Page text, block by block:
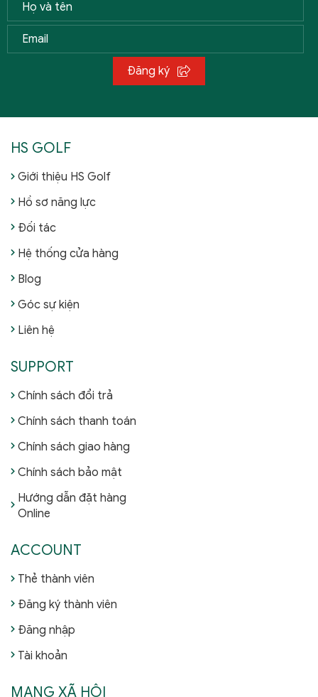
Đăng ký
HS GOLF
Giới thiệu HS Golf
Hồ sơ năng lực
Đối tác
Hệ thống cửa hàng
Blog
Góc sự kiện
Liên hệ
SUPPORT
Chính sách đổi trả
Chính sách thanh toán
Chính sách giao hàng
Chính sách bảo mật
Hướng dẫn đặt hàng
Online
ACCOUNT
Thẻ thành viên
Đăng ký thành viên
Đăng nhập
Tài khoản
MẠNG XÃ HỘI